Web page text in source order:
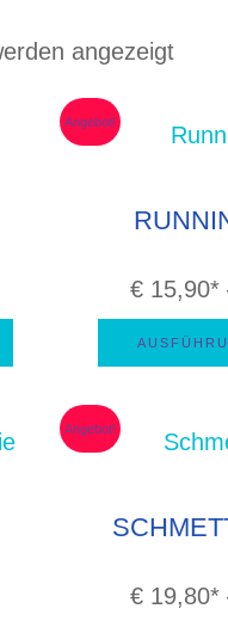
angezeigtNach
Angebot!
€15,90
Angebot!
€19,80